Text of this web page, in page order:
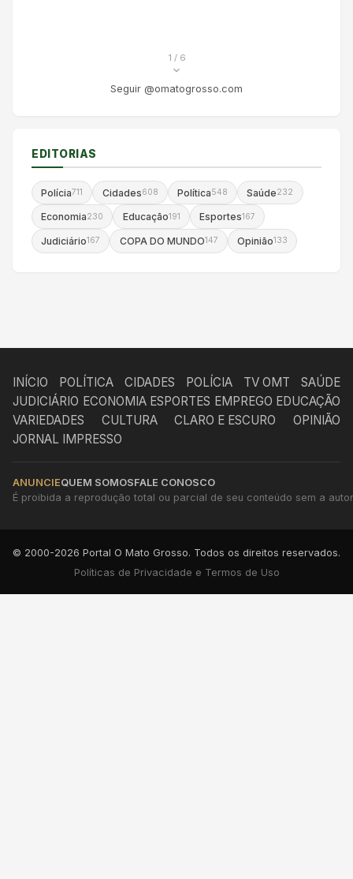
1 / 6
Seguir @omatogrosso.com
EDITORIAS
Polícia711 Cidades608 Política548 Saúde232
Economia230 Educação191 Esportes167
Judiciário167 COPA DO MUNDO147 Opinião133
INÍCIO POLÍTICA CIDADES POLÍCIA TV OMT
SAÚDE
JUDICIÁRIO ECONOMIA ESPORTES EMPREGO EDUCAÇÃO
VARIEDADES
CULTURA CLARO E ESCURO
OPINIÃO
JORNAL IMPRESSO
ANUNCIEQUEM SOMOSFALE CONOSCO
É proibida a reprodução total ou parcial de seu conteúdo sem a
© 2000-2026 Portal O Mato Grosso. Todos os direitos reservados.
Políticas de Privacidade e Termos de Uso